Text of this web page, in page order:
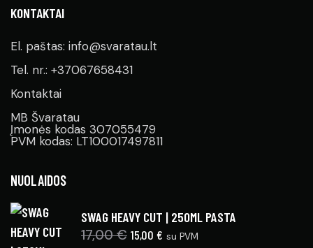
KONTAKTAI
El. paštas: info@svaratau.lt
Tel. nr.: +37067658431
Kontaktai
MB Švaratau
Įmonės kodas 307055479
PVM kodas: LT100017497811
NUOLAIDOS
SWAG HEAVY CUT | 250ML PASTA
17,00€ 15,00 € su PVM